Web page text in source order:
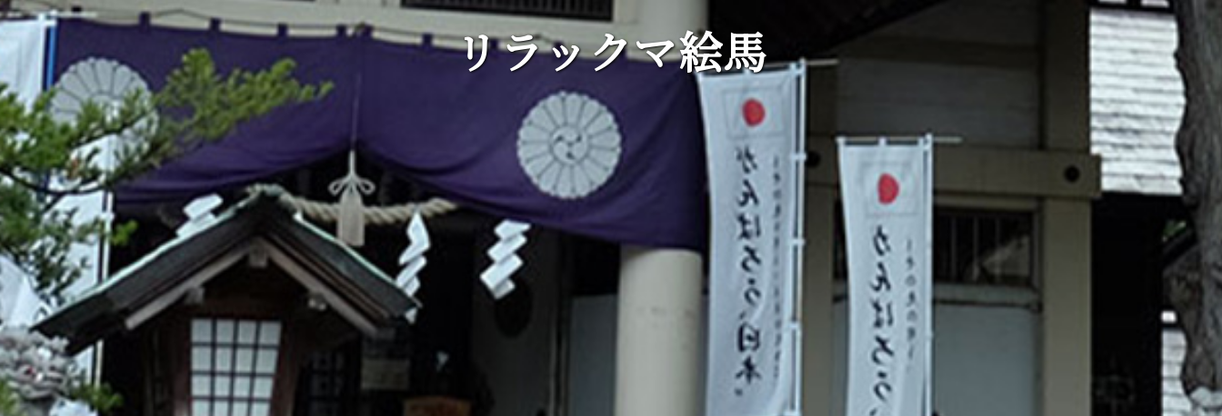
リラックマ絵馬